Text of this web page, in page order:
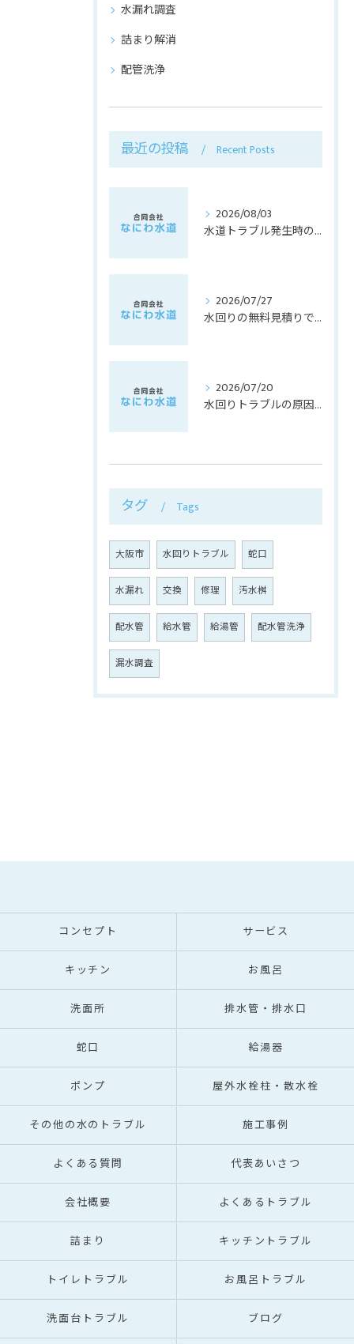
水漏れ調査
詰まり解消
配管洗浄
最近の投稿 Recent Posts
2026/08/03
水道トラブル発生時の料金相場と内訳を知り納得の依頼をするための完全ガイド
2026/07/27
水回りの無料見積りで大阪府大阪市大阪市西淀川区のトラブルを安心解決するポイント
2026/07/20
水回りトラブルの原因から応急処置まで知っておきたいアドバイスまとめ
タグ Tags
大阪市 水回りトラブル 蛇口
水漏れ 交換 修理 汚水桝
配水管 給水管 給湯管 配水管洗浄
漏水調査
コンセプト サービス
キッチン お風呂
洗面所 排水管・排水口
蛇口 給湯器
ポンプ 屋外水栓柱・散水栓
その他の水のトラブル 施工事例
よくある質問 代表あいさつ
会社概要 よくあるトラブル
詰まり キッチントラブル
トイレトラブル お風呂トラブル
洗面台トラブル ブログ